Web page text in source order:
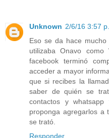
Unknown 2/6/16 3:57 p.
Eso se da hace
utilizaba Onavo
facebook terminó
acceder a mayor
que si recibes la
saber de quién se
contactos y
proponga agregarlos a
se trató.
Responder